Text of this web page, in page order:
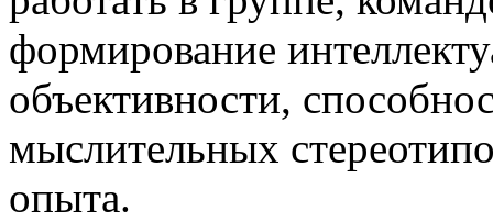
формирование
объективности,
мыслительных
опыта.